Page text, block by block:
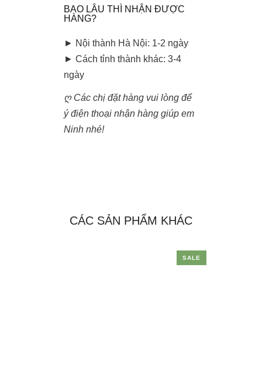
BAO LÂU THÌ NHẬN ĐƯỢC
HÀNG?
► Nội thành Hà Nội: 1-2 ngày
► Cách tỉnh thành khác: 3-4
ngày
ღ Các chị đặt hàng vui lòng để
ý điện thoại nhận hàng giúp em
Ninh nhé!
CÁC SẢN PHẨM KHÁC
SALE